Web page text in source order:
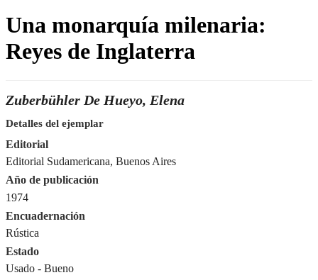
Una monarquía milenaria:
Reyes de Inglaterra
Zuberbühler De Hueyo, Elena
Detalles del ejemplar
Editorial
Editorial Sudamericana, Buenos Aires
Año de publicación
1974
Encuadernación
Rústica
Estado
Usado - Bueno